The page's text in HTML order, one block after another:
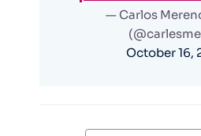
— Carlos
October 16,